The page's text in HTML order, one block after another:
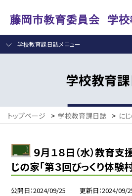
学校教育課日誌メニュー
学校教育
トップページ > 学校教育課日誌 > に
９月１８日（水）教育
じの家「第３回びっくり体験
公開日 2024/09/25 更新日 2024/09/